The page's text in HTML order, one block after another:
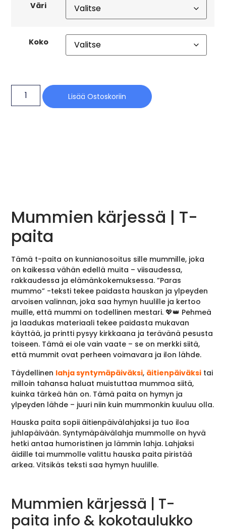
Väri
Koko
Lisää Ostoskoriin
Mummien kärjessä | T-
paita
Tämä t-paita on kunnianosoitus sille mummille, joka
on kaikessa vähän edellä muita – viisaudessa,
rakkaudessa ja elämänkokemuksessa. ”Paras
mummo” -teksti tekee paidasta hauskan ja ylpeyden
arvoisen valinnan, joka saa hymyn huulille ja kertoo
muille, että mummi on todellinen mestari. 💖👑 Pehmeä
ja laadukas materiaali tekee paidasta mukavan
käyttää, ja printti pysyy kirkkaana ja terävänä pesusta
toiseen. Tämä ei ole vain vaate – se on merkki siitä,
että mummit ovat perheen voimavara ja ilon lähde.
Täydellinen lahja syntymäpäiväksi, äitienpäiväksi tai
milloin tahansa haluat muistuttaa mummoa siitä,
kuinka tärkeä hän on. Tämä paita on hymyn ja
ylpeyden lähde – juuri niin kuin mummonkin kuuluu olla.
Hauska paita sopii äitienpäivälahjaksi ja tuo iloa
juhlapäivään. Syntymäpäivälahja mummolle on hyvä
hetki antaa humoristinen ja lämmin lahja. Lahjaksi
äidille tai mummolle valittu hauska paita piristää
arkea. Vitsikäs teksti saa hymyn huulille.
Mummien kärjessä | T-
paita info & kokotaulukko